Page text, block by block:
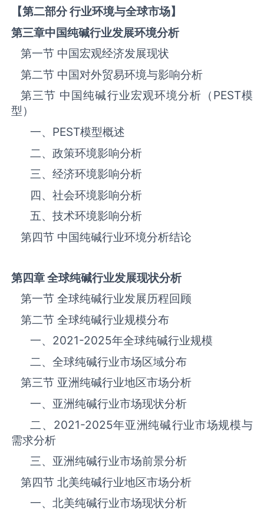
【第二部分 行业环境与全球市场】
第三章中国纯碱行业发展环境分析
第一节 中国宏观经济发展现状
第二节 中国对外贸易环境与影响分析
第三节 中国纯碱‌‌‌行业宏观环境分析（ PEST模
型）
一、 PEST模型概述
二、政策环境影响分析
三、‌‌‌经济环境影响分析
四、社会环境影响分析
五、技术环境影响分析
第四节 中国纯碱‌‌‌行业环境分析结论
第四章 全球纯碱行业发展现状分析
第一节 全球纯碱‌‌‌行业发展历程回顾
第二节 全球纯碱‌‌‌行业规模分布
一、 2021-2025年全球纯碱‌‌‌行业规模
二、全球纯碱‌‌‌行业市场区域分布
第三节 亚洲纯碱‌‌‌行业地区市场分析
一、亚洲纯碱‌‌‌行业市场现状分析
二、 2021-2025年亚洲纯碱‌‌‌行业市场规模与
需求分析
三、亚洲纯碱‌‌‌行业市场前景分析
第四节 北美纯碱‌‌‌行业地区市场分析
一、北美纯碱‌‌‌行业市场现状分析